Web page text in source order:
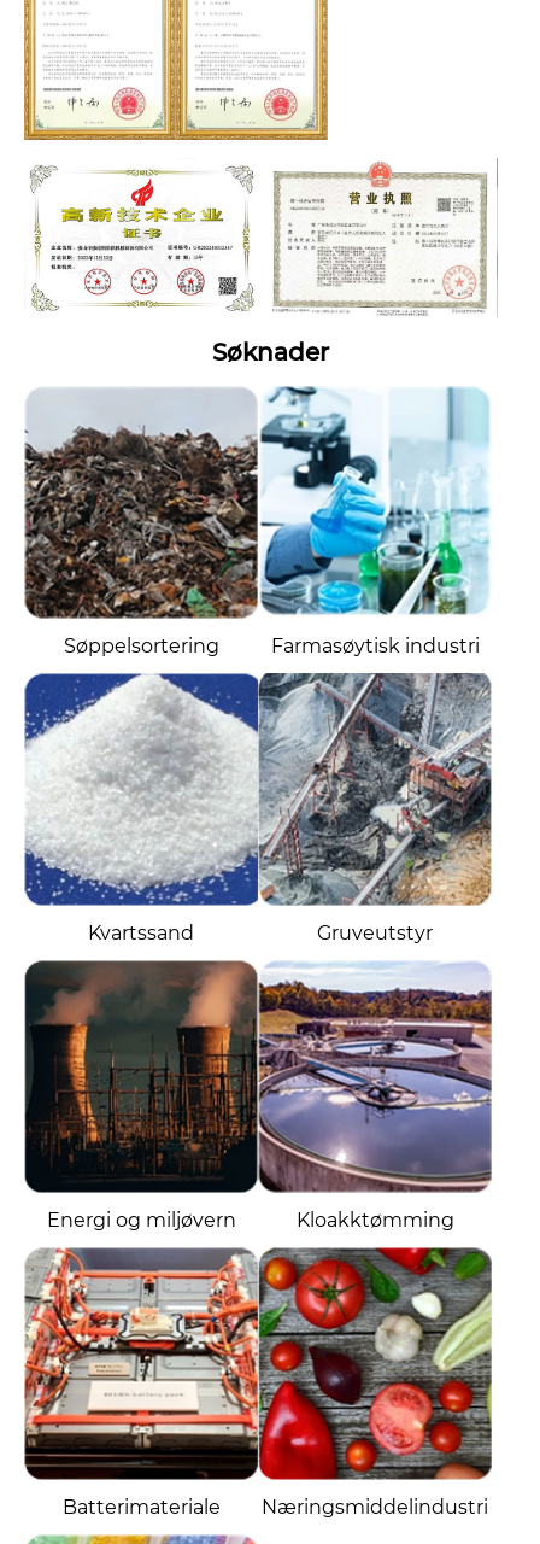
Søknader
Søppelsortering Farmasøytisk industri
Kvartssand Gruveutstyr
Energi og miljøvern Kloakktømming
Batterimateriale Næringsmiddelindustri